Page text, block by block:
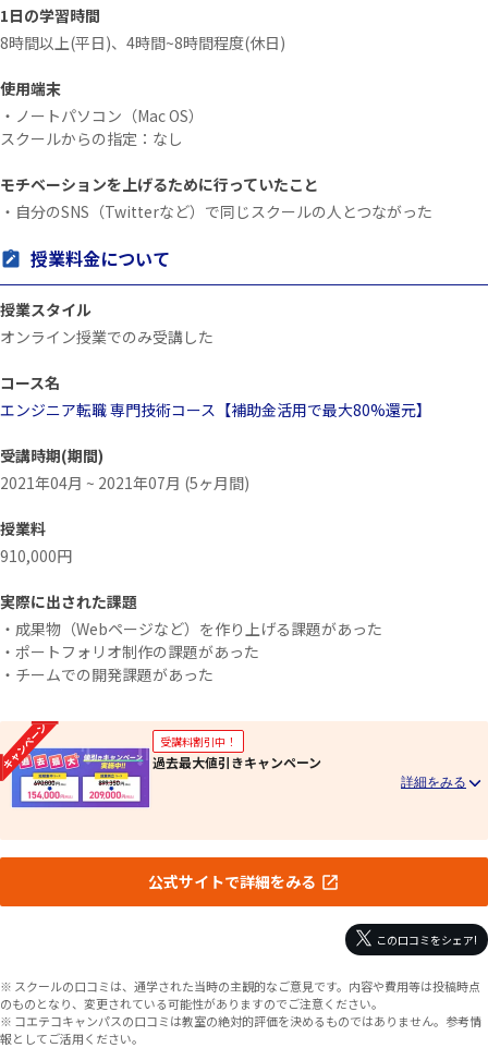
1日の学習時間
8時間以上(平日)、4時間~8時間程度(休日)
使用端末
・ノートパソコン（Mac OS）
スクールからの指定：なし
モチベーションを上げるために行っていたこと
・自分のSNS（Twitterなど）で同じスクールの人とつながった
授業料金について
授業スタイル
オンライン授業でのみ受講した
コース名
エンジニア転職 専門技術コース【補助金活用で最大80%還元】
受講時期(期間)
2021年04月 ~ 2021年07月 (5ヶ月間)
授業料
910,000円
実際に出された課題
・成果物（Webページなど）を作り上げる課題があった
・ポートフォリオ制作の課題があった
・チームでの開発課題があった
受講料割引中！
過去最大値引きキャンペーン
公式サイトで詳細をみる
この口コミをシェア!
※ スクールの口コミは、通学された当時の主観的なご意見です。内容や費用等は投稿時点
のものとなり、変更されている可能性がありますのでご注意ください。
※ コエテコキャンパスの口コミは教室の絶対的評価を決めるものではありません。参考情
報としてご活用ください。